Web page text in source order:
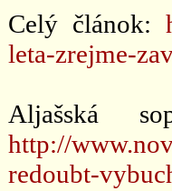
Celý článok:
leta-zrejme-
Aljašská
http://
redoubt-